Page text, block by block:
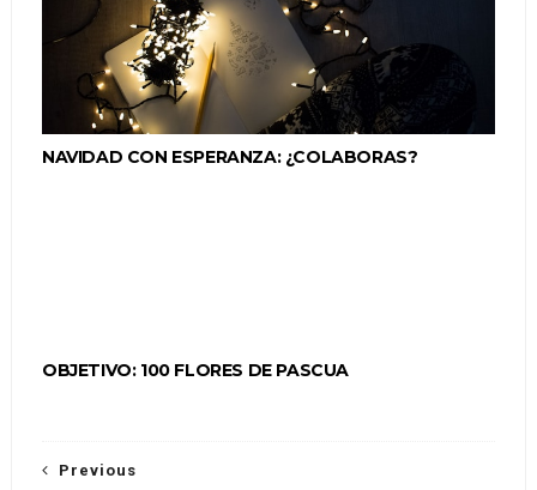
NAVIDAD CON ESPERANZA: ¿COLABORAS?
OBJETIVO: 100 FLORES DE PASCUA
Previous